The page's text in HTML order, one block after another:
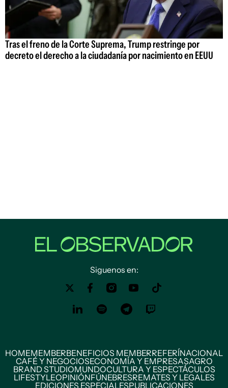
Tras el freno de la Corte Suprema, Trump restringe por
decreto el derecho a la ciudadanía por nacimiento en EEUU
Siguenos en:
HOMEMEMBERBENEFICIOS MEMBERREFERÍNACIONAL
CAFÉ Y NEGOCIOSECONOMÍA Y EMPRESASAGRO
BRAND STUDIOMUNDOCULTURA Y ESPECTÁCULOS
LIFESTYLEOPINIÓNFÚNEBRESREMATES Y LEGALES
EDICIONES ESPECIALESPUBLICACIONES